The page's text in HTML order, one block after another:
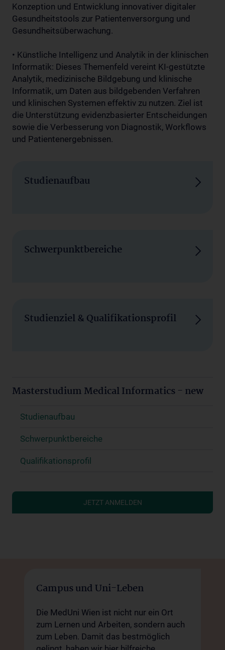
Konzeption und Entwicklung innovativer digitaler
Gesundheitstools zur Patientenversorgung und
Gesundheitsüberwachung.
• Künstliche Intelligenz und Analytik in der klinischen
Informatik: Dieses Themenfeld vereint KI-gestützte
Analytik, medizinische Bildgebung und klinische
Informatik, um Daten aus bildgebenden Verfahren
und klinischen Systemen effektiv zu nutzen. Ziel ist
die Unterstützung evidenzbasierter Entscheidungen
sowie die Verbesserung von Diagnostik, Workflows
und Patientenergebnissen.
Studienaufbau
Schwerpunktbereiche
Studienziel & Qualifikationsprofil
Masterstudium Medical Informatics - new
Studienaufbau
Schwerpunktbereiche
Qualifikationsprofil
JETZT ANMELDEN
Campus und Uni-Leben
Die MedUni Wien ist nicht nur ein Ort
zum Lernen und Arbeiten, sondern auch
zum Leben. Damit das bestmöglich